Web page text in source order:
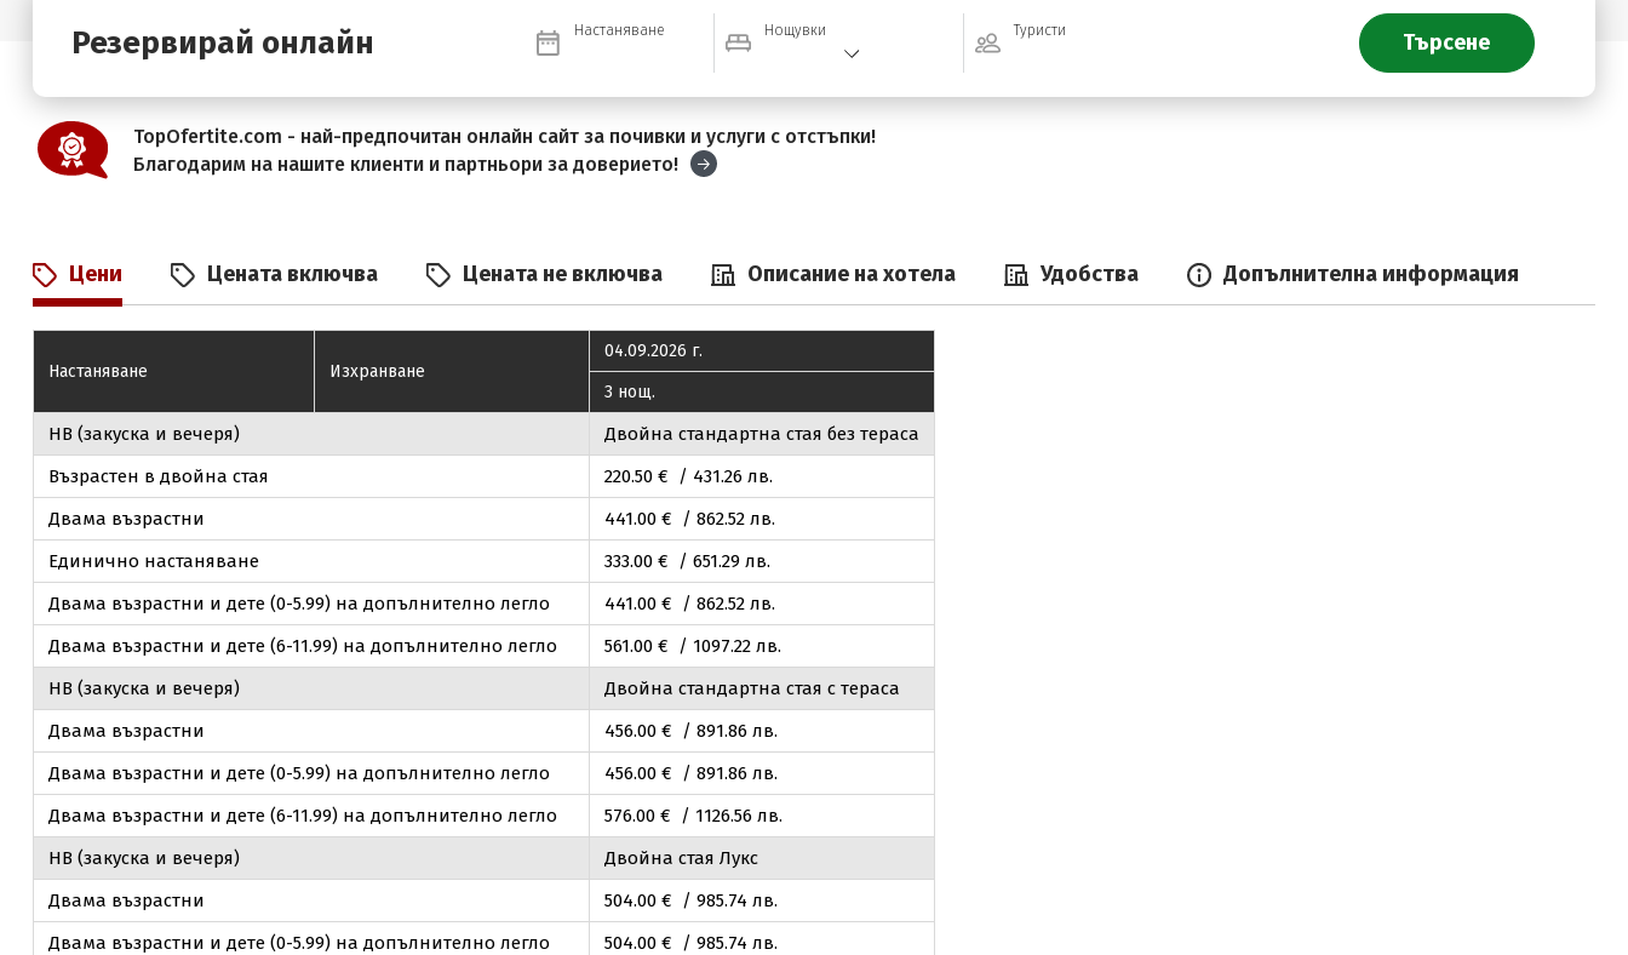
Резервирай онлайн Настаняване Нощувки Туристи
TopOfertite.com - най-предпочитан онлайн сайт за почивки и услуги с отстъпки!
Благодарим на нашите клиенти и партньори за доверието!
Цени Цената включва Цената не включва Описание на хотела Удобства Допълнителна информация
Настаняване Изхранване
04.09.2026 г.
3 нощ.
НВ (закуска и вечеря)
Двойна стандартна стая без тераса
Възрастен в двойна стая
220.50€ / 431.26лв.
Двама възрастни
441.00€ / 862.52лв.
Единично настаняване
333.00€ / 651.29лв.
Двама възрастни и дете (0-5.99) на допълнително легло
441.00€ / 862.52лв.
Двама възрастни и дете (6-11.99) на допълнително легло
561.00€ / 1097.22лв.
НВ (закуска и вечеря)
Двойна стандартна стая с тераса
Двама възрастни
456.00€ / 891.86лв.
Двама възрастни и дете (0-5.99) на допълнително легло
456.00€ / 891.86лв.
Двама възрастни и дете (6-11.99) на допълнително легло
576.00€ / 1126.56лв.
НВ (закуска и вечеря)
Двойна стая Лукс
Двама възрастни
504.00€ / 985.74 лв.
Двама възрастни и дете (0-5.99) на допълнително легло
504.00€ / 985.74 лв.